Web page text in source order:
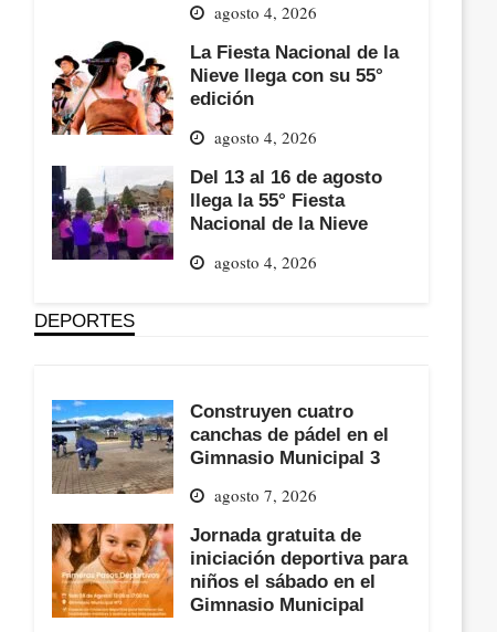
agosto 4, 2026
La Fiesta Nacional de la
Nieve llega con su 55°
edición
agosto 4, 2026
Del 13 al 16 de agosto
llega la 55° Fiesta
Nacional de la Nieve
agosto 4, 2026
DEPORTES
Construyen cuatro
canchas de pádel en el
Gimnasio Municipal 3
agosto 7, 2026
Jornada gratuita de
iniciación deportiva para
niños el sábado en el
Gimnasio Municipal